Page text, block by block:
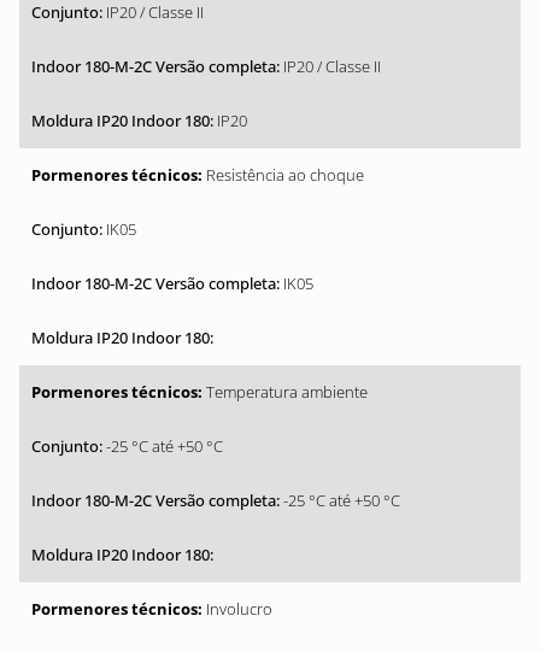
IP20 / Classe II
IP20 / Classe II
IP20
Resistência ao choque
IK05
IK05
Temperatura ambiente
-25 °C até +50 °C
-25 °C até +50 °C
Involucro